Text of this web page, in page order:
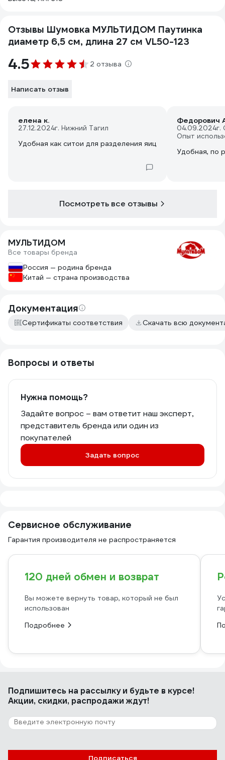
Отзывы Шумовка МУЛЬТИДОМ Паутинка
диаметр 6,5 см, длина 27 см VL50-123
4.5 2 отзыва
Написать отзыв
елена к.
27.12.2024г. Нижний Тагил
Удобная как ситои для разделения яиц
Федорович
04.09.2024г.
Опыт
Удобная, по
Посмотреть все отзывы
МУЛЬТИДОМ
Все товары бренда
Россия — родина бренда
Китай — страна производства
Документация
Сертификаты соответствия Скачать всю
Вопросы и ответы
Нужна помощь?
Задайте вопрос – вам ответит наш эксперт,
представитель бренда или один из
покупателей
Задать вопрос
Сервисное обслуживание
Гарантия производителя не распространяется
120 дней обмен и возврат
Вы можете вернуть товар, который не был
использован
Подробнее
Подпишитесь на рассылкуи будьте в курсе!
Акции, скидки, распродажи ждут!
Подписаться